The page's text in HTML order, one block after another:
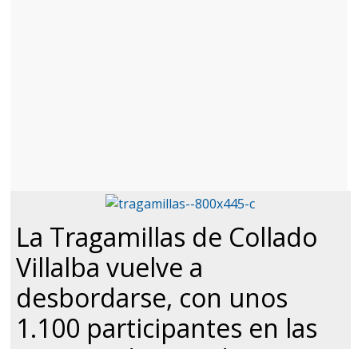
La Tragamillas de Collado
Villalba vuelve a
desbordarse, con unos
1.100 participantes en las